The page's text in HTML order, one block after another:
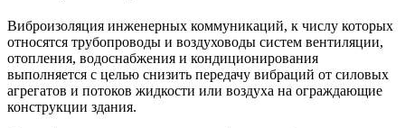
Виброизоляция инженерных коммуникаций, к числу которых
относятся трубопроводы и воздуховоды систем вентиляции,
отопления, водоснабжения и кондиционирования
выполняется с целью снизить передачу вибраций от силовых
агрегатов и потоков жидкости или воздуха на ограждающие
конструкции здания.